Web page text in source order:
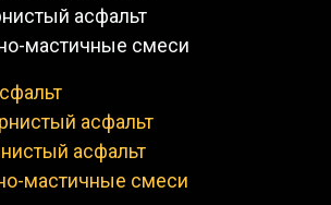
асфальт
мастичные смеси
асфальт
асфальт
мастичные смеси